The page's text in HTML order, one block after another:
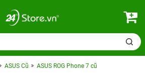
ASUS Cũ ASUS ROG Phone 7 cũ